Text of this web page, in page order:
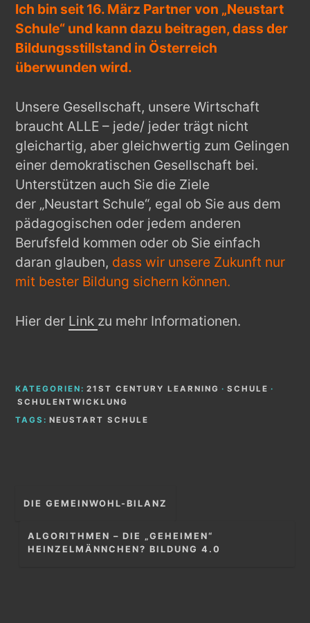
Ich bin seit 16. März Partner von „Neustart
Schule“ und kann dazu beitragen, dass der
Bildungsstillstand in Österreich
überwunden wird.
Unsere Gesellschaft, unsere Wirtschaft
braucht ALLE – jede/ jeder trägt nicht
gleichartig, aber gleichwertig zum Gelingen
einer demokratischen Gesellschaft bei.
Unterstützen auch Sie die Ziele
der „Neustart Schule“, egal ob Sie aus dem
pädagogischen oder jedem anderen
Berufsfeld kommen oder ob Sie einfach
daran glauben, dass wir unsere Zukunft nur
mit bester Bildung sichern können.
Hier der Link zu mehr Informationen.
KATEGORIEN: 21ST CENTURY LEARNING · SCHULE ·
SCHULENTWICKLUNG
TAGS: NEUSTART SCHULE
Beitragsnavigation
DIE GEMEINWOHL-BILANZ
ALGORITHMEN – DIE „GEHEIMEN“
HEINZELMÄNNCHEN? BILDUNG 4.0